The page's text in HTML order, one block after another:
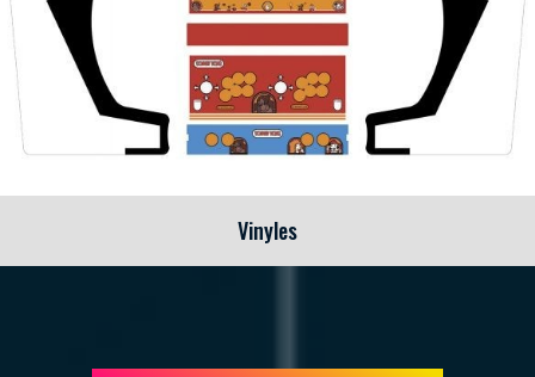
Vinyles